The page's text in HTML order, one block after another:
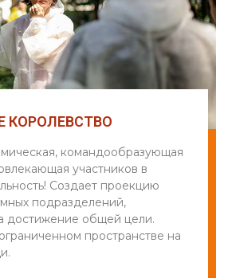
КОРОЛЕВСТВО
командообразующая
участников в
Создает проекцию
подразделений,
достижение общей цели.
пространстве на